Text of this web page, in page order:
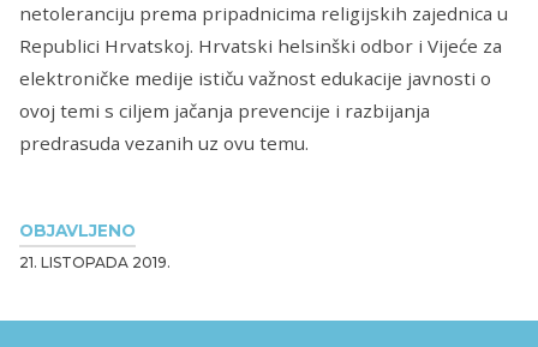
OBJAVLJENO
21. LISTOPADA 2019.
netoleranciju prema pripadnicima religijskih zajednica u
Republici Hrvatskoj. Hrvatski helsinški odbor i Vijeće za
elektroničke medije ističu važnost edukacije javnosti o
ovoj temi s ciljem jačanja prevencije i razbijanja
predrasuda vezanih uz ovu temu.